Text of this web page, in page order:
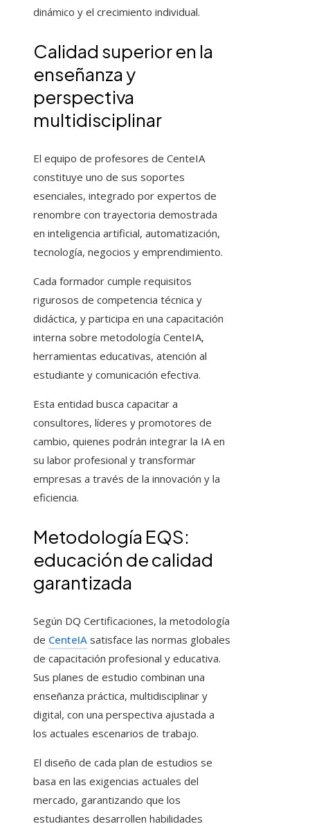
dinámico y el crecimiento individual.
Calidad superior en la
enseñanza y
perspectiva
multidisciplinar
El equipo de profesores de CenteIA
constituye uno de sus soportes
esenciales, integrado por expertos de
renombre con trayectoria demostrada
en inteligencia artificial, automatización,
tecnología, negocios y emprendimiento.
Cada formador cumple requisitos
rigurosos de competencia técnica y
didáctica, y participa en una capacitación
interna sobre metodología CenteIA,
herramientas educativas, atención al
estudiante y comunicación efectiva.
Esta entidad busca capacitar a
consultores, líderes y promotores de
cambio, quienes podrán integrar la IA en
su labor profesional y transformar
empresas a través de la innovación y la
eficiencia.
Metodología EQS:
educación de calidad
garantizada
Según DQ Certificaciones, la metodología
de CenteIA satisface las normas globales
de capacitación profesional y educativa.
Sus planes de estudio combinan una
enseñanza práctica, multidisciplinar y
digital, con una perspectiva ajustada a
los actuales escenarios de trabajo.
El diseño de cada plan de estudios se
basa en las exigencias actuales del
mercado, garantizando que los
estudiantes desarrollen habilidades